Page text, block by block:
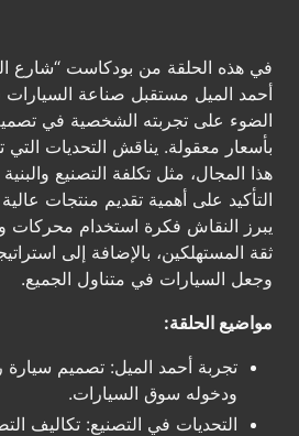
في هذه الحلقة من بودكاست “شارع
أحمد الميل مستقبل صناعة
الضوء على تجربته الشخصية في
بأسعار معقولة. يناقش التحديات التي
هذا المجال، مثل تكلفة التصنيع والبنية
التأكيد على أهمية تقديم منتجات
يبرز النقاش فكرة استخدام محركات
ثقة المستهلكين، بالإضافة إلى
وجعل السيارات في متناول الجميع.
مواضيع الحلقة:
تجربة أحمد الميل: تصميم سيارة
ودخوله سوق السيارات.
التحديات في التصنيع: تكاليف